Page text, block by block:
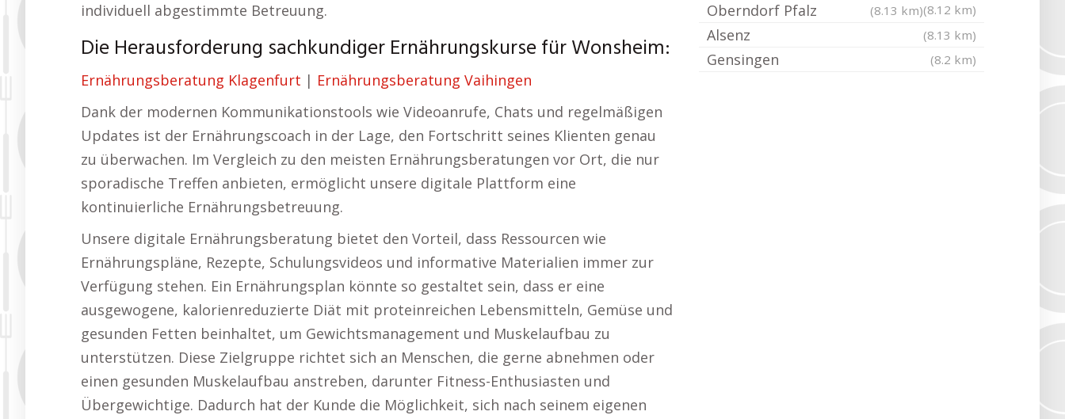
individuell abgestimmte Betreuung.
Die Herausforderung sachkundiger Ernährungskurse für Wonsheim:
Ernährungsberatung Klagenfurt | Ernährungsberatung Vaihingen
Dank der modernen Kommunikationstools wie Videoanrufe, Chats und regelmäßigen
Updates ist der Ernährungscoach in der Lage, den Fortschritt seines Klienten genau
zu überwachen. Im Vergleich zu den meisten Ernährungsberatungen vor Ort, die nur
sporadische Treffen anbieten, ermöglicht unsere digitale Plattform eine
kontinuierliche Ernährungsbetreuung.
Unsere digitale Ernährungsberatung bietet den Vorteil, dass Ressourcen wie
Ernährungspläne, Rezepte, Schulungsvideos und informative Materialien immer zur
Verfügung stehen. Ein Ernährungsplan könnte so gestaltet sein, dass er eine
ausgewogene, kalorienreduzierte Diät mit proteinreichen Lebensmitteln, Gemüse und
gesunden Fetten beinhaltet, um Gewichtsmanagement und Muskelaufbau zu
unterstützen. Diese Zielgruppe richtet sich an Menschen, die gerne abnehmen oder
einen gesunden Muskelaufbau anstreben, darunter Fitness-Enthusiasten und
Übergewichtige. Dadurch hat der Kunde die Möglichkeit, sich nach seinem eigenen
(8.12 km)
Oberndorf Pfalz (8.13 km)
Alsenz (8.13 km)
Gensingen (8.2 km)